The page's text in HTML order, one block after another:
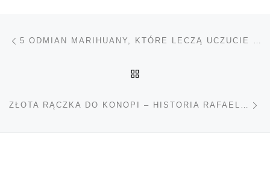
Nawigacja wpisu 5 ODMIAN MARIHUANY, KTÓRE LECZĄ UCZUCIE LĘKU ORAZ NIEPOKÓJ
ZŁOTA RĄCZKA DO KONOPI – HISTORIA RAFAEL CARO QUINTERO